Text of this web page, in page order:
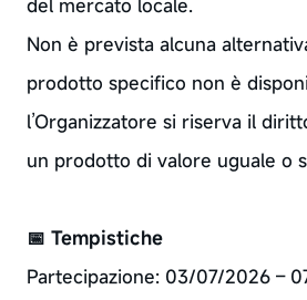
del mercato locale.
Non è prevista alcuna
prodotto specifico non è
l’Organizzatore si riserva il
un prodotto di valore uguale o
📅 Tempistiche
Partecipazione: 03/07/2026 –